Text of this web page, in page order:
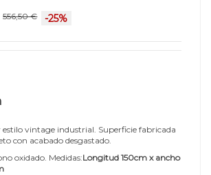
556,50 € -25%
estilo vintage industrial. Superficie fabricada
con acabado desgastado.
oxidado. Medidas:Longitud 150cm x ancho